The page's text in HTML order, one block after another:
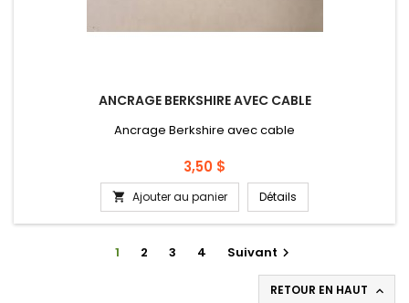
ANCRAGE BERKSHIRE AVEC CABLE
Ancrage Berkshire avec cable
Prix
3,50 $
 Ajouter au panier Détails
1 2 3 4 Suivant 
RETOUR EN HAUT 